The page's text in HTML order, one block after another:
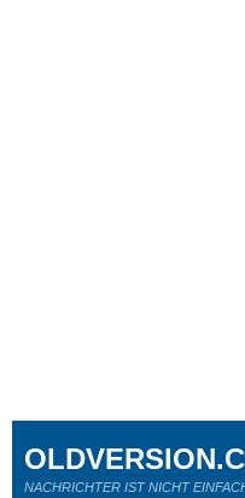
NACHRICHTER IST NICHT